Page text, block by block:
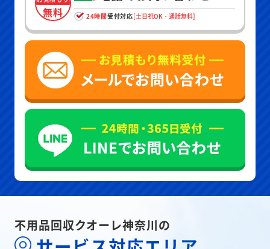
無料 24時間受付対応[土日祝OK・通話無料]
不用品回収クオーレ神奈川の